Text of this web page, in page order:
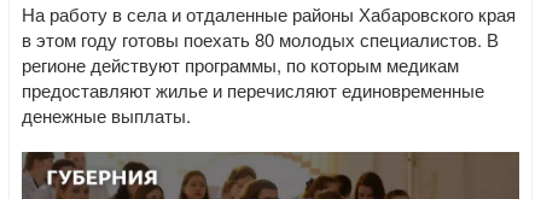
На работу в села и отдаленные районы Хабаровского края
в этом году готовы поехать 80 молодых специалистов. В
регионе действуют программы, по которым медикам
предоставляют жилье и перечисляют единовременные
денежные выплаты.